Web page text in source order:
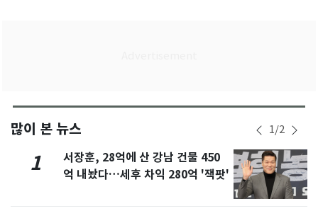
많이 본 뉴스 1/2
1
서장훈, 28억에 산 강남 건물 450
억 내놨다…세후 차익 280억 '잭팟'